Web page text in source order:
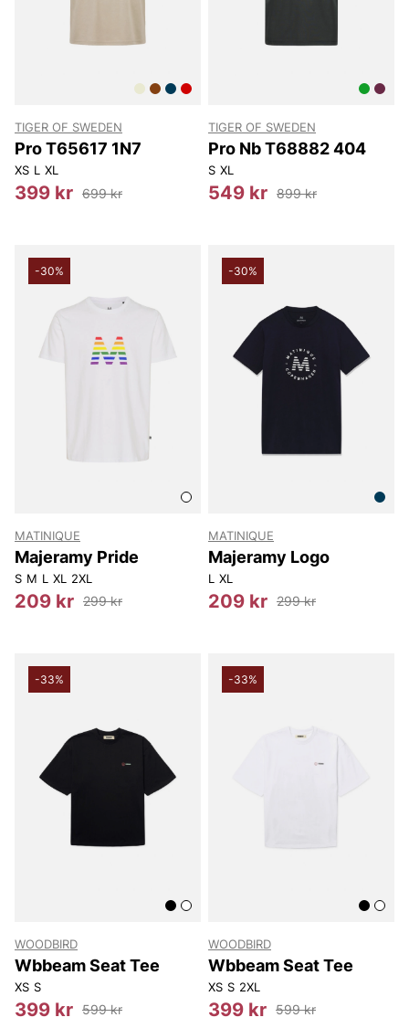
TIGER OF SWEDEN
Pro T65617 1N7
XS L XL
399 kr 699 kr
TIGER OF SWEDEN
Pro Nb T68882 404
S XL
549 kr 899 kr
-30%
MATINIQUE
Majeramy Pride
S M L XL 2XL
209 kr 299 kr
-30%
MATINIQUE
Majeramy Logo
L XL
209 kr 299 kr
-33%
WOODBIRD
Wbbeam Seat Tee
XS S
399 kr 599 kr
-33%
WOODBIRD
Wbbeam Seat Tee
XS S 2XL
399 kr 599 kr